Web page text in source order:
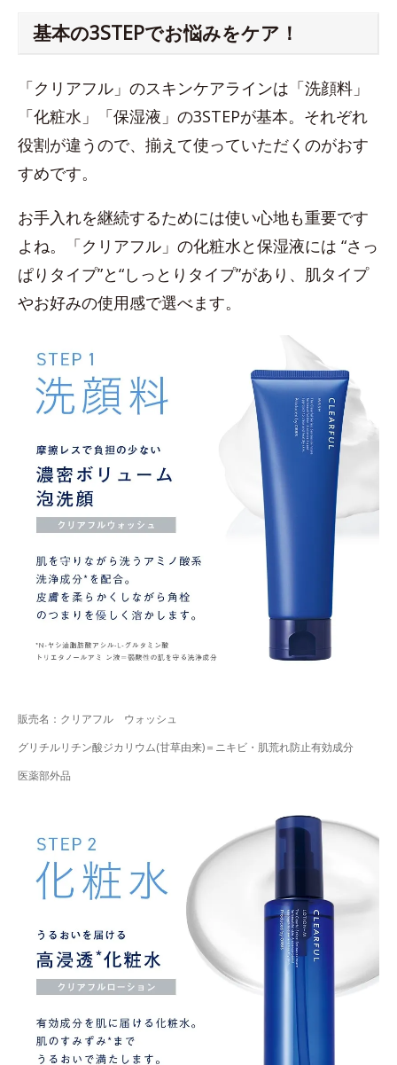
基本の3STEPでお悩みをケア！
「クリアフル」のスキンケアラインは「洗顔料」
「化粧水」「保湿液」の3STEPが基本。それぞれ
役割が違うので、揃えて使っていただくのがおす
すめです。
お手入れを継続するためには使い心地も重要です
よね。「クリアフル」の化粧水と保湿液には “さっ
ぱりタイプ”と“しっとりタイプ”があり、肌タイプ
やお好みの使用感で選べます。
販売名：クリアフル ウォッシュ
グリチルリチン酸ジカリウム(甘草由来)＝ニキビ・肌荒れ防止有効成分
医薬部外品